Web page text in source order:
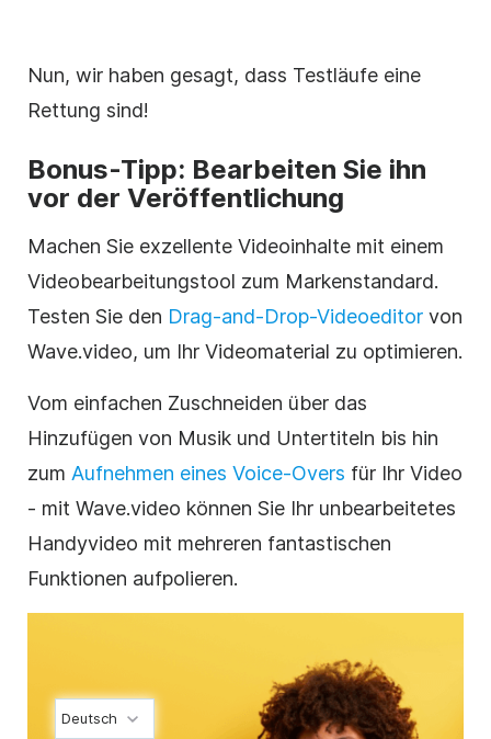
Nun, wir haben gesagt, dass Testläufe eine
Rettung sind!
Bonus-Tipp: Bearbeiten Sie ihn
vor der Veröffentlichung
Machen Sie exzellente Videoinhalte mit einem
Videobearbeitungstool zum Markenstandard.
Testen Sie den Drag-and-Drop-Videoeditor von
Wave.video, um Ihr Videomaterial zu optimieren.
Vom einfachen Zuschneiden über das
Hinzufügen von Musik und Untertiteln bis hin
zum Aufnehmen eines Voice-Overs für Ihr Video
- mit Wave.video können Sie Ihr unbearbeitetes
Handyvideo mit mehreren fantastischen
Funktionen aufpolieren.
Deutsch